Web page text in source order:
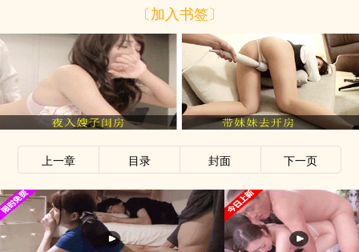
〔加入书签〕
上一章 目录 封面 下一页